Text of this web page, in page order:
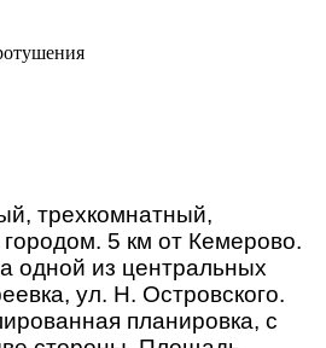
трехкомнатный,
5 км от Кемерово.
одной из центральных
ул. Н. Островского.
планировка, с